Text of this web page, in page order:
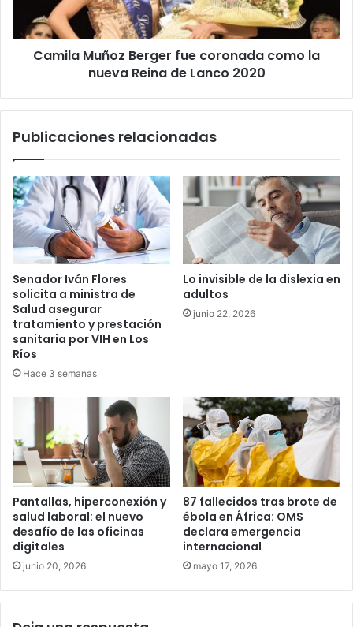
nueva
Reina
Camila Muñoz Berger fue coronada como la
nueva Reina de Lanco 2020
Publicaciones relacionadas
Senador Iván Flores
solicita a ministra de
Salud asegurar
tratamiento y prestación
sanitaria por VIH en Los
Ríos
Hace 3 semanas
Lo invisible de la dislexia en
adultos
junio 22, 2026
Pantallas, hiperconexión y
salud laboral: el nuevo
desafío de las oficinas
digitales
junio 20, 2026
87 fallecidos tras brote de
ébola en África: OMS
declara emergencia
internacional
mayo 17, 2026